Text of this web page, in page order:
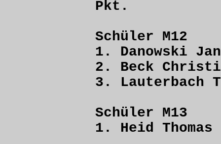
Pkt.
Schüler M12
1.
2. Beck
3.
Schüler M13
1. Heid